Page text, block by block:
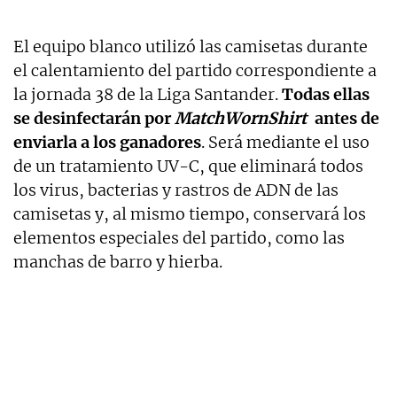
El equipo blanco utilizó las camisetas durante
el calentamiento del partido correspondiente a
la jornada 38 de la Liga Santander.Todas ellas
se desinfectarán porMatchWornShirt antes de
enviarla a los ganadores. Será mediante el uso
de un tratamiento UV-C, que eliminará todos
los virus, bacterias y rastros de ADN de las
camisetas y, al mismo tiempo, conservará los
elementos especiales del partido, como las
manchas de barro y hierba.